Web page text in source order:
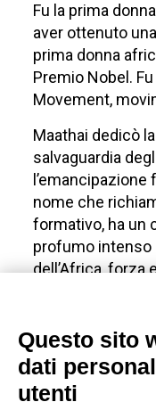
Fu la prima
aver ottenuto
prima donna
Premio Nobel.
Movement,
Maathai dedicò
salvaguardia
nome che
formativo, ha un
profumo intenso
dell’Africa, forza
Accademia
Rosa rifiorente
Questo sito
dati
utenti